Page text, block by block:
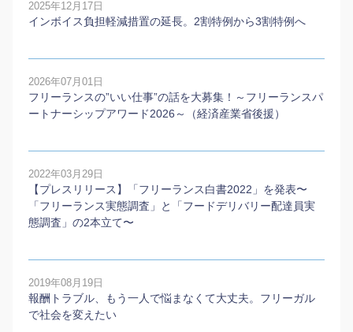
2025年12月17日
インボイス負担軽減措置の延長。2割特例から3割特例へ
2026年07月01日
フリーランスの”いい仕事”の話を大募集！～フリーランスパ
ートナーシップアワード2026～（経済産業省後援）
2022年03月29日
【プレスリリース】「フリーランス白書2022」を発表〜
「フリーランス実態調査」と「フードデリバリー配達員実
態調査」の2本⽴て〜
2019年08月19日
報酬トラブル、もう一人で悩まなくて大丈夫。フリーガル
で社会を変えたい